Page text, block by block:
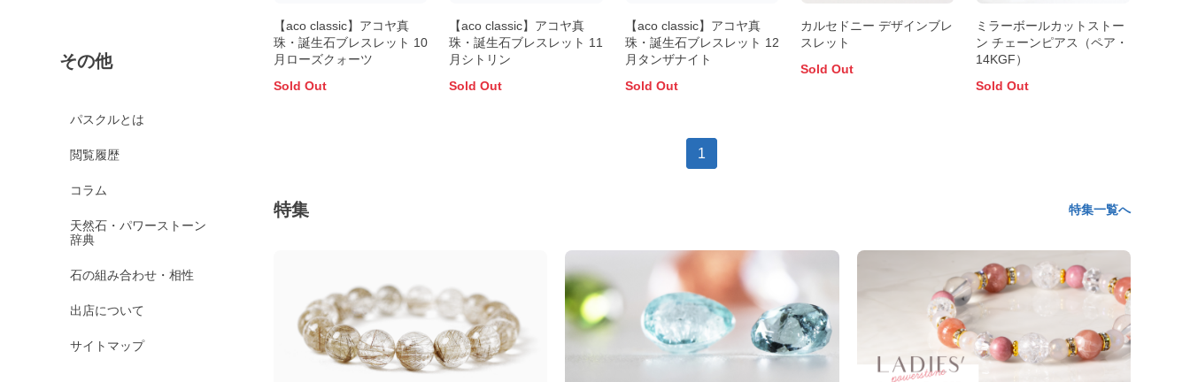
その他
パスクルとは
閲覧履歴
コラム
天然石・パワーストーン
辞典
石の組み合わせ・相性
出店について
サイトマップ
【aco classic】アコヤ真
珠・誕生石ブレスレット 10
月ローズクォーツ
Sold Out
【aco classic】アコヤ真
珠・誕生石ブレスレット 11
月シトリン
Sold Out
【aco classic】アコヤ真
珠・誕生石ブレスレット 12
月タンザナイト
Sold Out
カルセドニー デザインブレ
スレット
Sold Out
ミラーボールカットストー
ン チェーンピアス（ペア・
14KGF）
Sold Out
1
特集 特集一覧へ